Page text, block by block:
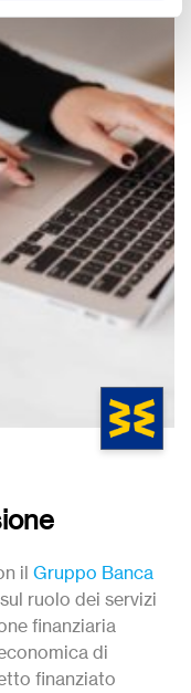
il Gruppo Banca
sul ruolo dei servizi
finanziaria
di
finanziato